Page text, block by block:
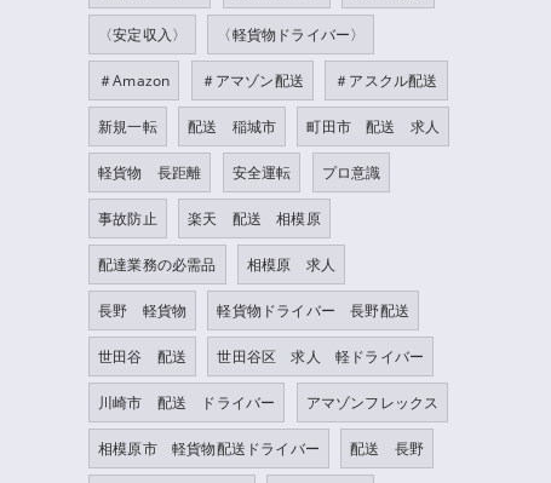
〈安定収入〉 〈軽貨物ドライバー〉
＃Amazon ＃アマゾン配送 ＃アスクル配送
新規一転 配送 稲城市 町田市 配送 求人
軽貨物 長距離 安全運転 プロ意識
事故防止 楽天 配送 相模原
配達業務の必需品 相模原 求人
長野 軽貨物 軽貨物ドライバー 長野配送
世田谷 配送 世田谷区 求人 軽ドライバー
川崎市 配送 ドライバー アマゾンフレックス
相模原市 軽貨物配送ドライバー 配送 長野